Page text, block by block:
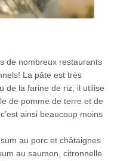
de nombreux restaurants
La pâte est très
de la farine de riz, il utilise
de pomme de terre et de
ainsi beaucoup moins
au porc et châtaignes
au saumon, citronnelle